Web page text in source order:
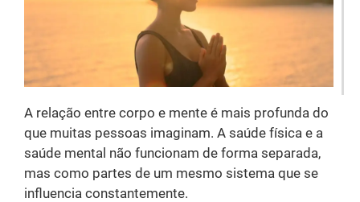
A relação entre corpo e mente é mais profunda do
que muitas pessoas imaginam. A saúde física e a
saúde mental não funcionam de forma separada,
mas como partes de um mesmo sistema que se
influencia constantemente.